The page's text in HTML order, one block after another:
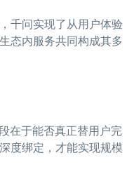
千问实现了从用户体验
态内服务共同构成其多
在于能否真正替用户完
度绑定，才能实现规模